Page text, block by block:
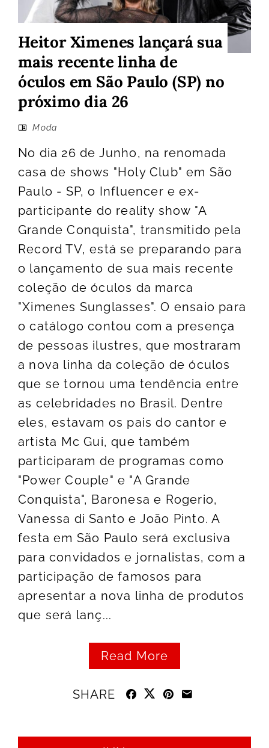
Heitor Ximenes lançará sua
mais recente linha de
óculos em São Paulo (SP) no
próximo dia 26
Moda
No dia 26 de Junho, na renomada
casa de shows "Holy Club" em São
Paulo - SP, o Influencer e ex-
participante do reality show "A
Grande Conquista", transmitido pela
Record TV, está se preparando para
o lançamento de sua mais recente
coleção de óculos da marca
"Ximenes Sunglasses". O ensaio para
o catálogo contou com a presença
de pessoas ilustres, que mostraram
a nova linha da coleção de óculos
que se tornou uma tendência entre
as celebridades no Brasil. Dentre
eles, estavam os pais do cantor e
artista Mc Gui, que também
participaram de programas como
"Power Couple" e "A Grande
Conquista", Baronesa e Rogerio,
Vanessa di Santo e João Pinto. A
festa em São Paulo será exclusiva
para convidados e jornalistas, com a
participação de famosos para
apresentar a nova linha de produtos
que será lanç...
Read More
SHARE